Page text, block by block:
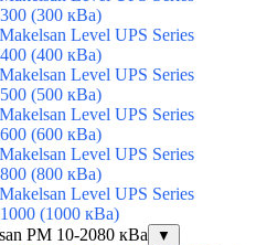
(300 кВа)
Level UPS Series
(400 кВа)
Level UPS Series
(500 кВа)
Level UPS Series
(600 кВа)
Level UPS Series
(800 кВа)
Level UPS Series
(1000 кВа)
PM 10-2080 кВа
▼